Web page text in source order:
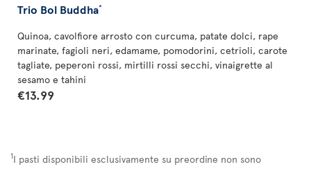
Trio Bol Buddha*
Quinoa, cavolfiore arrosto con curcuma, patate dolci, rape
marinate, fagioli neri, edamame, pomodorini, cetrioli, carote
tagliate, peperoni rossi, mirtilli rossi secchi, vinaigrette al
sesamo e tahini
€13.99
1I pasti disponibili esclusivamente su preordine non sono